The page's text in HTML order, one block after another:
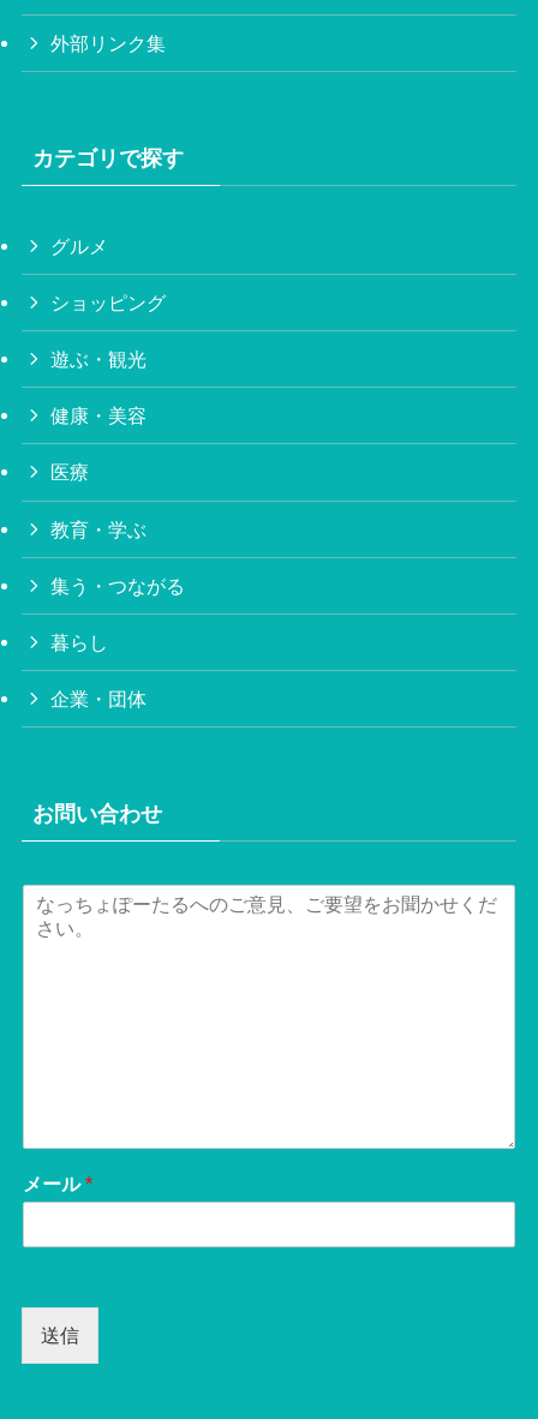
外部リンク集
カテゴリで探す
グルメ
ショッピング
遊ぶ・観光
健康・美容
医療
教育・学ぶ
集う・つながる
暮らし
企業・団体
お問い合わせ
メール*
送信